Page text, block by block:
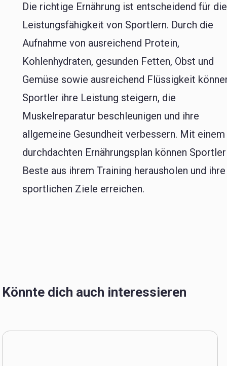
Die richtige Ernährung ist entscheidend für die
Leistungsfähigkeit von Sportlern. Durch die
Aufnahme von ausreichend Protein,
Kohlenhydraten, gesunden Fetten, Obst und
Gemüse sowie ausreichend Flüssigkeit
Sportler ihre Leistung steigern, die
Muskelreparatur beschleunigen und ihre
allgemeine Gesundheit verbessern. Mit
durchdachten Ernährungsplan können
Beste aus ihrem Training herausholen und ihre
sportlichen Ziele erreichen.
Könnte dich auch interessieren